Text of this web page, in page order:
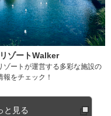
ゾートWalker
ゾートが運営する多彩な施設の
報をチェック！
と見る